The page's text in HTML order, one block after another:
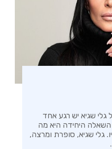
שגיא יש רגע אחד
השאלה היחידה היא מה
גלי שגיא, סופרת ומרצה,